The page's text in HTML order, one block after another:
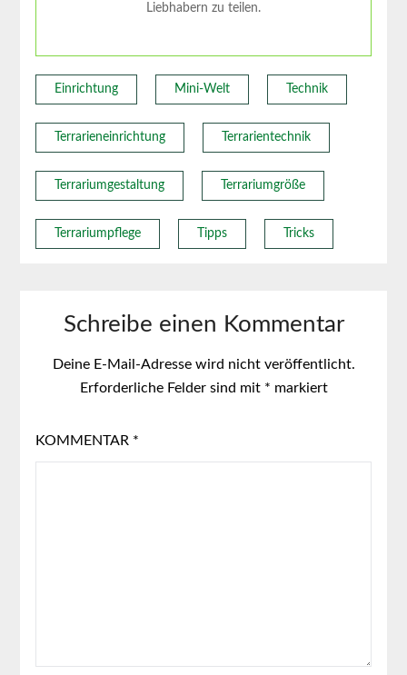
Liebhabern zu teilen.
Einrichtung Mini-Welt Technik
Terrarieneinrichtung Terrarientechnik
Terrariumgestaltung Terrariumgröße
Terrariumpflege Tipps Tricks
Schreibe einen Kommentar
Deine E-Mail-Adresse wird nicht veröffentlicht.
Erforderliche Felder sind mit * markiert
KOMMENTAR *